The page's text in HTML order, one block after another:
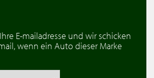
E-mailadresse und wir schicken
wenn ein Auto dieser Marke